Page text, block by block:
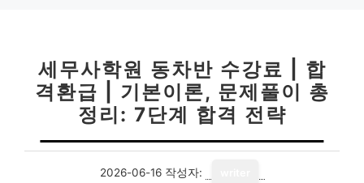
세무사학원 동차반 수강료 | 합
격환급 | 기본이론, 문제풀이 총
정리: 7단계 합격 전략
2026-06-16 작성자: